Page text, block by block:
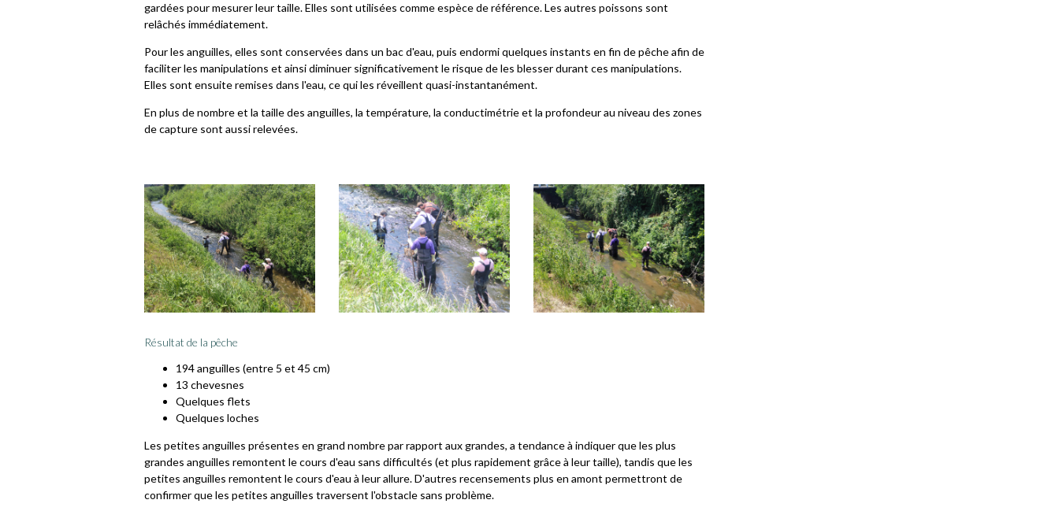
gardées pour mesurer leur taille. Elles sont utilisées comme espèce de référence. Les autres poissons sont
relâchés immédiatement.
Pour les anguilles, elles sont conservées dans un bac d'eau, puis endormi quelques instants en fin de pêche afin de
faciliter les manipulations et ainsi diminuer significativement le risque de les blesser durant ces manipulations.
Elles sont ensuite remises dans l'eau, ce qui les réveillent quasi-instantanément.
En plus de nombre et la taille des anguilles, la température, la conductimétrie et la profondeur au niveau des zones
de capture sont aussi relevées.
Résultat de la pêche
194 anguilles (entre 5 et 45 cm)
13 chevesnes
Quelques flets
Quelques loches
Les petites anguilles présentes en grand nombre par rapport aux grandes, a tendance à indiquer que les plus
grandes anguilles remontent le cours d'eau sans difficultés (et plus rapidement grâce à leur taille), tandis que les
petites anguilles remontent le cours d'eau à leur allure. D'autres recensements plus en amont permettront de
confirmer que les petites anguilles traversent l'obstacle sans problème.